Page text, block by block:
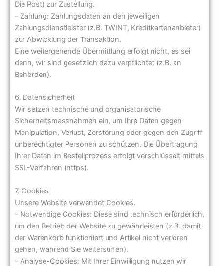
Die Post) zur Zustellung.
– Zahlung: Zahlungsdaten an den jeweiligen
Zahlungsdienstleister (z.B. TWINT, Kreditkartenanbieter)
zur Abwicklung der Transaktion.
Eine weitergehende Übermittlung erfolgt nicht, es sei
denn, wir sind gesetzlich dazu verpflichtet (z.B. an
Behörden).
6. Datensicherheit
Wir setzen technische und organisatorische
Sicherheitsmassnahmen ein, um Ihre Daten gegen
Manipulation, Verlust, Zerstörung oder gegen den Zugriff
unberechtigter Personen zu schützen. Die Übertragung
Ihrer Daten im Bestellprozess erfolgt verschlüsselt mittels
SSL-Verfahren (https).
7. Cookies
Unsere Website verwendet Cookies.
– Notwendige Cookies: Diese sind technisch erforderlich,
um den Betrieb der Website zu gewährleisten (z.B. damit
der Warenkorb funktioniert und Artikel nicht verloren
gehen, während Sie weitersurfen).
– Analyse-Cookies: Mit Ihrer Einwilligung nutzen wir